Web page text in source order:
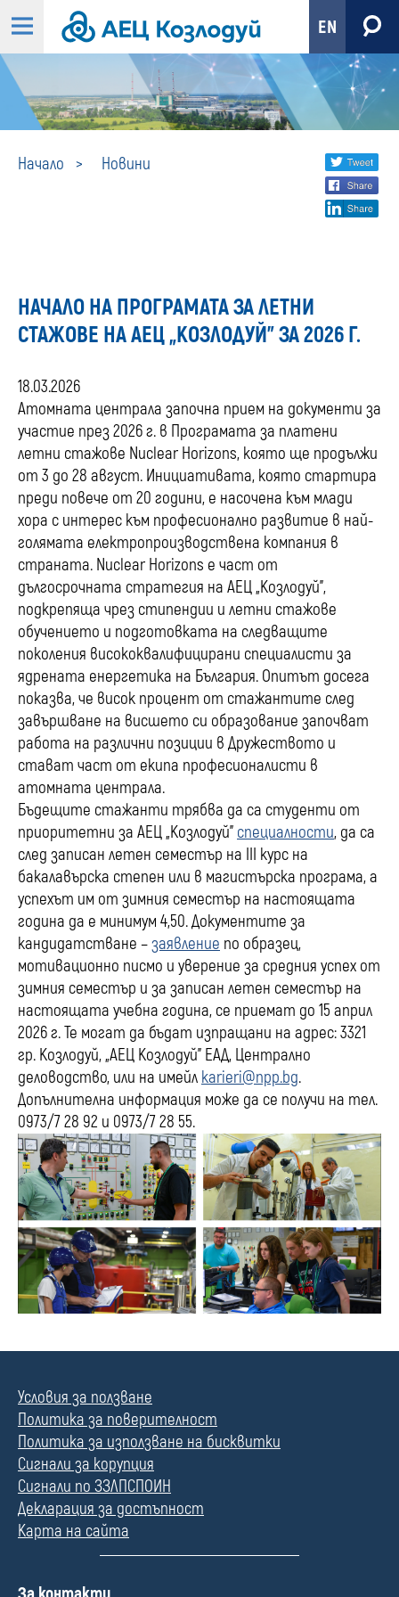
EN
Начало Новини
Share
social
НАЧАЛО НА ПРОГРАМАТА ЗА ЛЕТНИ
СТАЖОВЕ НА АЕЦ „КОЗЛОДУЙ” ЗА 2026 Г.
18.03.2026
Атомната централа започна прием на документи за
участие през 2026 г. в Програмата за платени
летни стажове Nuclear Horizons, която ще продължи
от 3 до 28 август. Инициативата, която стартира
преди повече от 20 години, е насочена към млади
хора с интерес към професионално развитие в най-
голямата електропроизводствена компания в
страната. Nuclear Horizons е част от
дългосрочната стратегия на АЕЦ „Козлодуй”,
подкрепяща чрез стипендии и летни стажове
обучението и подготовката на следващите
поколения висококвалифицирани специалисти за
ядрената енергетика на България. Опитът досега
показва, че висок процент от стажантите след
завършване на висшето си образование започват
работа на различни позиции в Дружеството и
стават част от екипа професионалисти в
атомната централа.
Бъдещите стажанти трябва да са студенти от
приоритетни за АЕЦ „Козлодуй” специалности, да са
след записан летен семестър на III курс на
бакалавърска степен или в магистърска програма, а
успехът им от зимния семестър на настоящата
година да е минимум 4,50. Документите за
кандидатстване –заявление по образец,
мотивационно писмо и уверение за средния успех от
зимния семестър и за записан летен семестър на
настоящата учебна година, се приемат до 15 април
2026 г. Те могат да бъдат изпращани на адрес: 3321
гр. Козлодуй, „АЕЦ Козлодуй” ЕАД, Централно
деловодство, или на имейл karieri@npp.bg.
Допълнителна информация може да се получи на тел.
0973/7 28 92 и 0973/7 28 55.
Условия за ползване
Политика за поверителност
Политика за използване на бисквитки
Сигнали за корупция
Сигнали по ЗЗЛПСПОИН
Декларация за достъпност
Карта на сайта
П